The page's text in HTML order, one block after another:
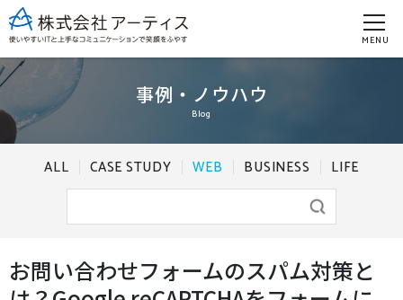
MENU
事例・ノウハウ
Blog
ALL CASE STUDY WEB BUSINESS LIFE
お問い合わせフォームのスパム対策と